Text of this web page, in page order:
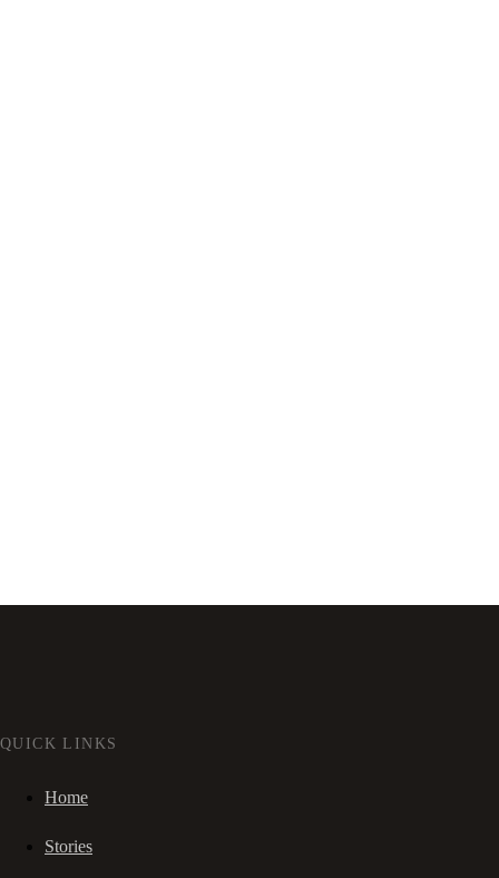
QUICK LINKS
Home
Stories